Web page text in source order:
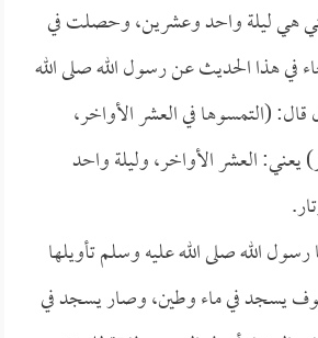
هي ليلة واحد وعشرين، وحصلت في
في هذا الحديث عن رسول الله صلى الله
(التمسوها في العشر الأواخر،
يعني: العشر الأواخر، وليلة واحد
رسول الله صلى الله عليه وسلم تأويلها
يسجد في ماء وطين، وصار يسجد في